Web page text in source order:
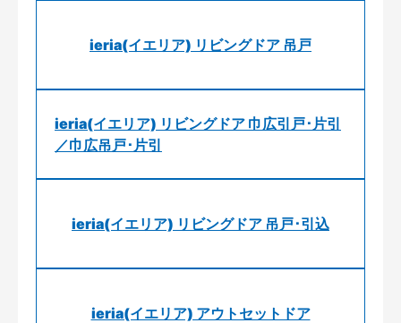
ieria(イエリア) リビングドア 吊戸
ieria(イエリア) リビングドア 巾広引戸･片引
／巾広吊戸･片引
ieria(イエリア) リビングドア 吊戸･引込
ieria(イエリア) アウトセットドア